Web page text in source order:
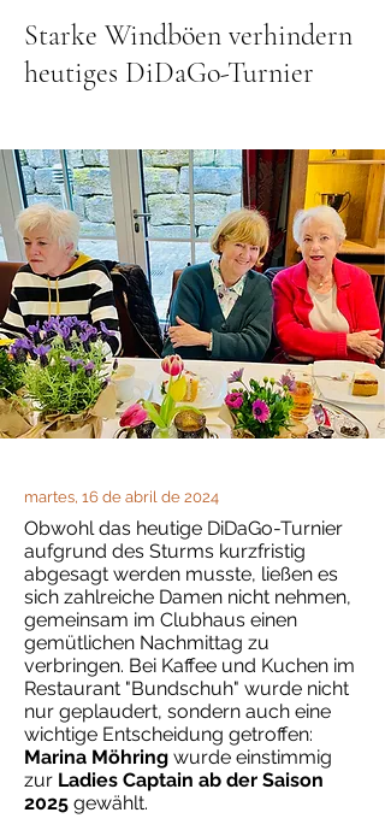
Starke Windböen verhindern
heutiges DiDaGo-Turnier
martes, 16 de abril de 2024
Obwohl das heutige DiDaGo-Turnier
aufgrund des Sturms kurzfristig
abgesagt werden musste, ließen es
sich zahlreiche Damen nicht nehmen,
gemeinsam im Clubhaus einen
gemütlichen Nachmittag zu
verbringen. Bei Kaffee und Kuchen im
Restaurant "Bundschuh" wurde nicht
nur geplaudert, sondern auch eine
wichtige Entscheidung getroffen:
Marina Möhring wurde einstimmig
zur Ladies Captain ab der Saison
2025 gewählt.